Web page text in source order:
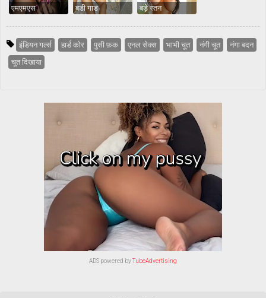
एमएमएस बडी गाड बड़े स्तन
इंडियन गर्ल्स हार्ड कोर पुसी फ़क एनल सेक्स भाभी चूत नंगी चूत
नंगा बदन
चूत दिखाया
ADS powered byTubeAdvertising